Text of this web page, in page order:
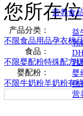
营养食品
益
乳
乳
婴
牛
营
您所在位
产品分类：
不限食品用品孕衣棉
食品：
不限婴配粉特殊配方
婴配粉：
不限牛奶粉羊奶粉有